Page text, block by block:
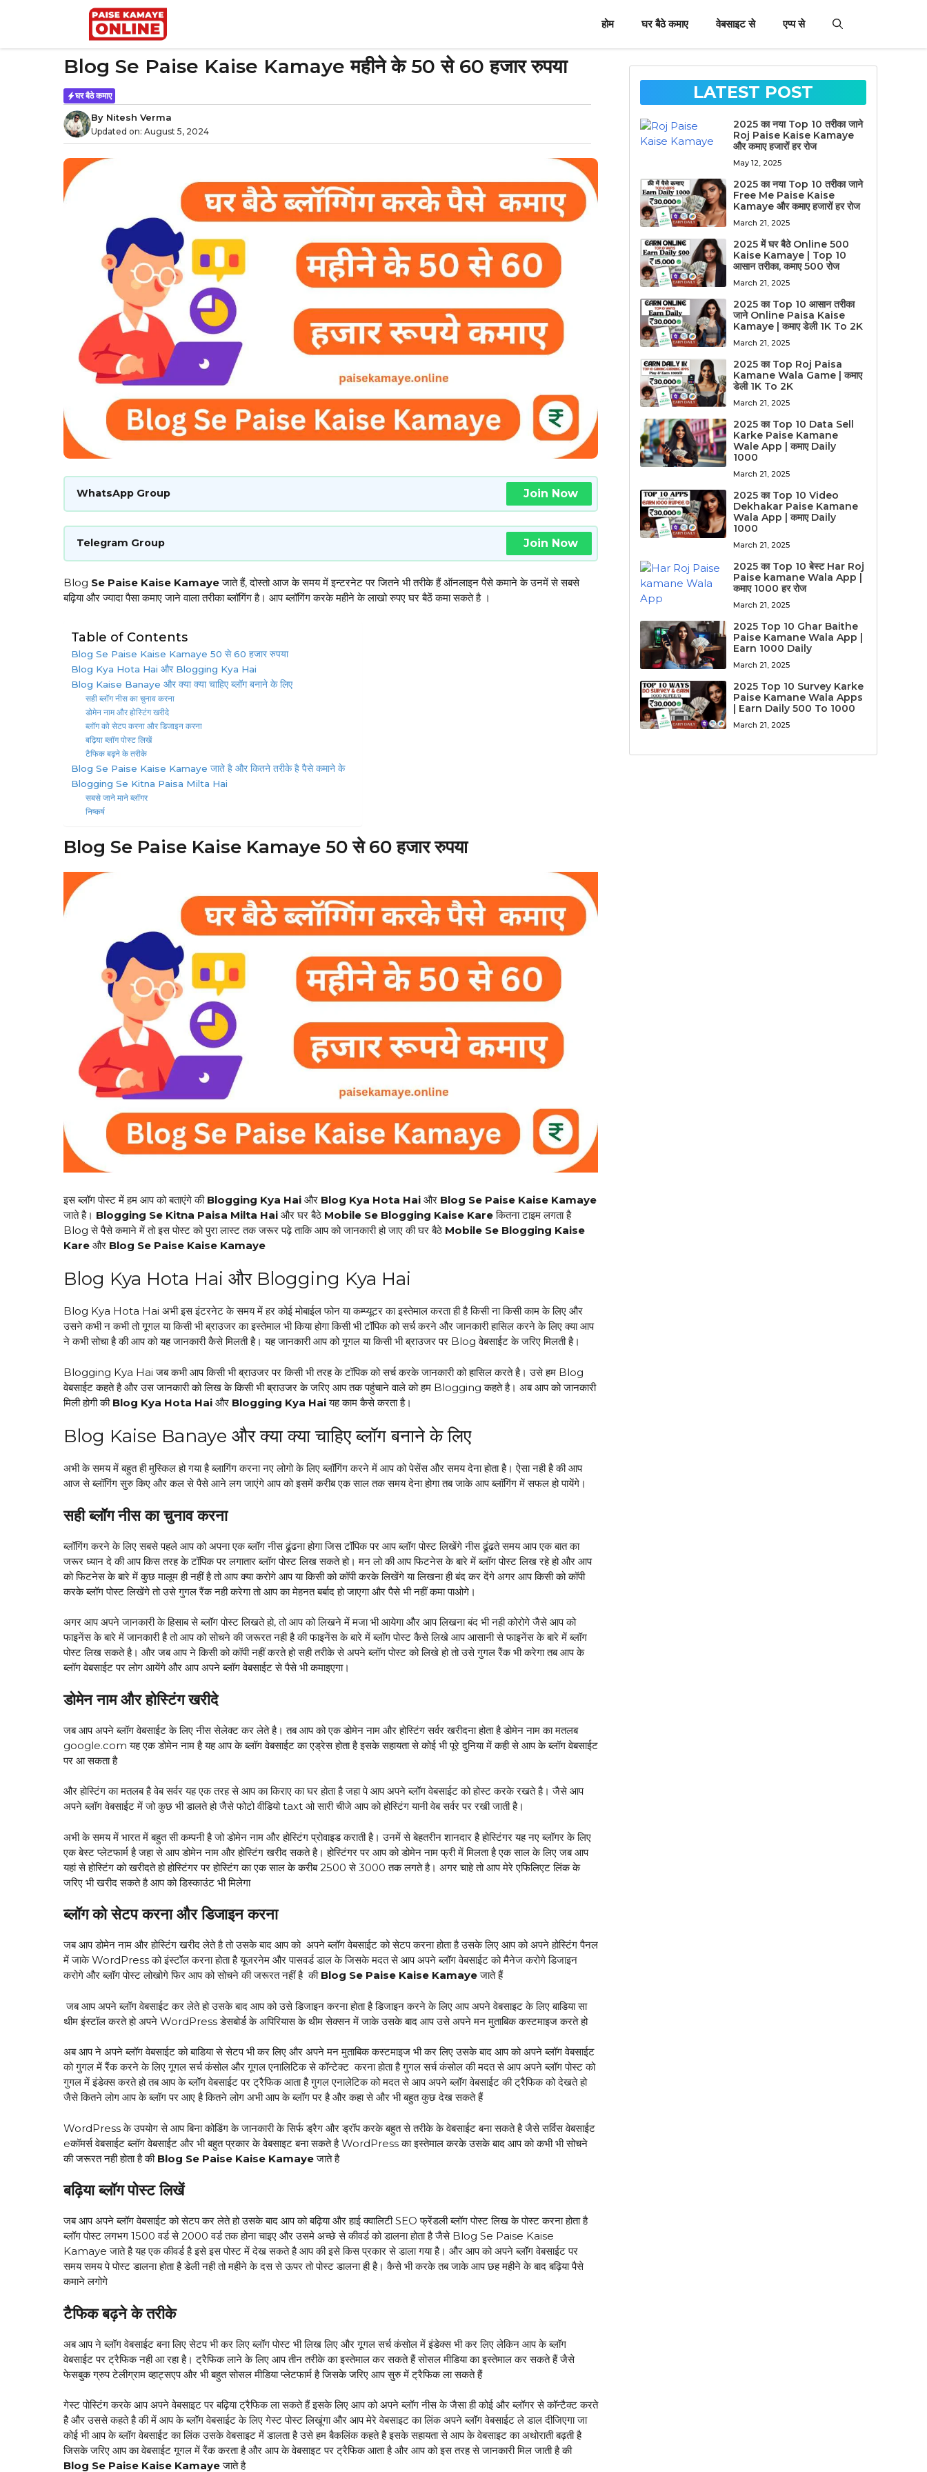
होम घर बैठे कमाए वेबसाइट से एप्प से
Blog Se Paise Kaise Kamaye महीने के 50 से 60 हजार रुपया
घर बैठे कमाए
By Nitesh Verma
Updated on: August 5, 2024
WhatsApp Group Join Now
Telegram Group Join Now
Blog Se Paise Kaise Kamayeजाते हैं, दोस्तो आज के समय में इन्टरनेट पर जितने भी तरीके हैं ऑनलाइन पैसे कमाने के उनमें से सबसे
बढ़िया और ज्यादा पैसा कमाए जाने वाला तरीका ब्लॉगिंग है। आप ब्लॉगिंग करके महीने के लाखो रुपए घर बैठें कमा सकते है ।
Table of Contents
Blog Se Paise Kaise Kamaye 50 से 60 हजार रुपया
Blog Kya Hota Hai और Blogging Kya Hai
Blog Kaise Banaye और क्या क्या चाहिए ब्लॉग बनाने के लिए
सही ब्लॉग नीस का चुनाव करना
डोमेन नाम और होस्टिंग खरीदे
ब्लॉग को सेटप करना और डिजाइन करना
बढ़िया ब्लॉग पोस्ट लिखें
टैफिक बढ़ने के तरीके
Blog Se Paise Kaise Kamaye जाते है और कितने तरीके है पैसे कमाने के
Blogging Se Kitna Paisa Milta Hai
सबसे जाने माने ब्लॉगर
निष्कर्ष
Blog Se Paise Kaise Kamaye 50 से 60 हजार रुपया
इस ब्लॉग पोस्ट में हम आप को बताएंगे की Blogging Kya Hai और Blog Kya Hota Hai और Blog Se Paise Kaise Kamaye
जाते है। Blogging Se Kitna Paisa Milta Hai और घर बैठे Mobile Se Blogging Kaise Kareकितना टाइम लगता है
Blog से पैसे कमाने में तो इस पोस्ट को पुरा लास्ट तक जरूर पढ़े ताकि आप को जानकारी हो जाए की घर बैठे Mobile Se Blogging Kaise
Kare और Blog Se Paise Kaise Kamaye
Blog Kya Hota Hai और Blogging Kya Hai
Blog Kya Hota Hai अभी इस इंटरनेट के समय में हर कोई मोबाईल फोन या कम्प्यूटर का इस्तेमाल करता ही है किसी ना किसी काम के लिए और
उसने कभी न कभी तो गूगल या किसी भी ब्राउजर का इस्तेमाल भी किया होगा किसी भी टॉपिक को सर्च करने और जानकारी हासिल करने के लिए क्या आप
ने कभी सोचा है की आप को यह जानकारी कैसे मिलती है। यह जानकारी आप को गूगल या किसी भी ब्राउजर पर Blog वेबसाईट के जरिए मिलती है।
Blogging Kya Hai जब कभी आप किसी भी ब्राउजर पर किसी भी तरह के टॉपिक को सर्च करके जानकारी को हासिल करते है। उसे हम Blog
वेबसाईट कहते है और उस जानकारी को लिख के किसी भी ब्राउजर के जरिए आप तक पहुंचाने वाले को हम Blogging कहते है। अब आप को जानकारी
मिली होगी की Blog Kya Hota Hai और Blogging Kya Haiयह काम कैसे करता है।
Blog Kaise Banaye और क्या क्या चाहिए ब्लॉग बनाने के लिए
अभी के समय में बहुत ही मुस्किल हो गया है ब्लागिंग करना नए लोगो के लिए ब्लॉगिंग करने में आप को पेसेंस और समय देना होता है। ऐसा नही है की आप
आज से ब्लॉगिंग सुरु किए और कल से पैसे आने लग जाएंगे आप को इसमें करीब एक साल तक समय देना होगा तब जाके आप ब्लॉगिंग में सफल हो पायेंगे।
सही ब्लॉग नीस का चुनाव करना
ब्लॉगिंग करने के लिए सबसे पहले आप को अपना एक ब्लॉग नीस ढूंढना होगा जिस टॉपिक पर आप ब्लॉग पोस्ट लिखेंगे नीस ढूंढते समय आप एक बात का
जरूर ध्यान दे की आप किस तरह के टॉपिक पर लगातार ब्लॉग पोस्ट लिख सकते हो। मन लो की आप फिटनेस के बारे में ब्लॉग पोस्ट लिख रहे हो और आप
को फिटनेस के बारे में कुछ मालूम ही नहीं है तो आप क्या करोगे आप या किसी को कॉपी करके लिखेंगे या लिखना ही बंद कर देंगे अगर आप किसी को कॉपी
करके ब्लॉग पोस्ट लिखेंगे तो उसे गुगल रैंक नही करेगा तो आप का मेहनत बर्बाद हो जाएगा और पैसे भी नहीं कमा पाओगे।
अगर आप अपने जानकारी के हिसाब से ब्लॉग पोस्ट लिखते हो, तो आप को लिखने में मजा भी आयेगा और आप लिखना बंद भी नही कोरोगे जैसे आप को
फाइनेंस के बारे में जानकारी है तो आप को सोचने की जरूरत नही है की फाइनेंस के बारे में ब्लॉग पोस्ट कैसे लिखे आप आसानी से फाइनेंस के बारे में ब्लॉग
पोस्ट लिख सकते है। और जब आप ने किसी को कॉपी नहीं करते हो सही तरीके से अपने ब्लॉग पोस्ट को लिखे हो तो उसे गुगल रैंक भी करेगा तब आप के
ब्लॉग वेबसाईट पर लोग आयेंगे और आप अपने ब्लॉग वेबसाईट से पैसे भी कमाइएगा।
डोमेन नाम और होस्टिंग खरीदे
जब आप अपने ब्लॉग वेबसाईट के लिए नीस सेलेक्ट कर लेते है। तब आप को एक डोमेन नाम और होस्टिंग सर्वर खरीदना होता है डोमेन नाम का मतलब
google.com यह एक डोमेन नाम है यह आप के ब्लॉग वेबसाईट का एड्रेस होता है इसके सहायता से कोई भी पूरे दुनिया में कही से आप के ब्लॉग वेबसाईट
पर आ सकता है
और होस्टिंग का मतलब है वेब सर्वर यह एक तरह से आप का किराए का घर होता है जहा पे आप अपने ब्लॉग वेबसाईट को होस्ट करके रखते है। जैसे आप
अपने ब्लॉग वेबसाईट में जो कुछ भी डालते हो जैसे फोटो वीडियो taxt ओ सारी चीजे आप को होस्टिंग यानी वेब सर्वर पर रखी जाती है।
अभी के समय में भारत में बहुत सी कम्पनी है जो डोमेन नाम और होस्टिंग प्रोवाइड कराती है। उनमें से बेहतरीन शानदार है होस्टिंगर यह नए ब्लॉगर के लिए
एक बेस्ट प्लेटफार्म है जहा से आप डोमेन नाम और होस्टिंग खरीद सकते है। होस्टिंगर पर आप को डोमेन नाम फ्री में मिलता है एक साल के लिए जब आप
यहां से होस्टिंग को खरीदते हो होस्टिंगर पर होस्टिंग का एक साल के करीब 2500₹ से 3000₹ तक लगते है। अगर चाहे तो आप मेरे एफिलिएट लिंक के
जरिए भी खरीद सकते है आप को डिस्काउंट भी मिलेगा
ब्लॉग को सेटप करना और डिजाइन करना
जब आप डोमेन नाम और होस्टिंग खरीद लेते है तो उसके बाद आप को अपने ब्लॉग वेबसाईट को सेटप करना होता है उसके लिए आप को अपने होस्टिंग पैनल
में जाके WordPress को इंस्टॉल करना होता है यूजरनेम और पासवर्ड डाल के जिसके मदत से आप अपने ब्लॉग वेबसाईट को मैनेज करोगे डिजाइन
करोगे और ब्लॉग पोस्ट लोखोगे फिर आप को सोचने की जरूरत नहीं है की Blog Se Paise Kaise Kamayeजाते हैं
जब आप अपने ब्लॉग वेबसाईट कर लेते हो उसके बाद आप को उसे डिजाइन करना होता है डिजाइन करने के लिए आप अपने वेबसाइट के लिए बाडिया सा
थीम इंस्टॉल करते हो अपने WordPress डेसबोर्ड के अपिरियास के थीम सेक्सन में जाके उसके बाद आप उसे अपने मन मुताबिक कस्टमाइज करते हो
अब आप ने अपने ब्लॉग वेबसाईट को बाडिया से सेटप भी कर लिए और अपने मन मुताबिक कस्टमाइज भी कर लिए उसके बाद आप को अपने ब्लॉग वेबसाईट
को गुगल में रैंक करने के लिए गूगल सर्च कंसोल और गूगल एनालिटिक से कॉन्टेक्ट करना होता है गुगल सर्च कंसोल की मदत से आप अपने ब्लॉग पोस्ट को
गुगल में इंडेक्स करते हो तब आप के ब्लॉग वेबसाईट पर ट्रैफिक आता है गुगल एनालेटिक को मदत से आप अपने ब्लॉग वेबसाईट की ट्रैफिक को देखते हो
जैसे कितने लोग आप के ब्लॉग पर आए है कितने लोग अभी आप के ब्लॉग पर है और कहा से और भी बहुत कुछ देख सकते हैं
WordPress के उपयोग से आप बिना कोडिंग के जानकारी के सिर्फ ड्रैग और ड्रॉप करके बहुत से तरीके के वेबसाईट बना सकते है जैसे सर्विस वेबसाईट
eकॉमर्स वेबसाईट ब्लॉग वेबसाईट और भी बहुत प्रकार के वेबसाइट बना सकते है WordPress का इस्तेमाल करके उसके बाद आप को कभी भी सोचने
की जरूरत नही होता है की Blog Se Paise Kaise Kamayeजाते है
बढ़िया ब्लॉग पोस्ट लिखें
जब आप अपने ब्लॉग वेबसाईट को सेटप कर लेते हो उसके बाद आप को बढ़िया और हाई क्वालिटी SEO फ्रेंडली ब्लॉग पोस्ट लिख के पोस्ट करना होता है
ब्लॉग पोस्ट लगभग 1500 वर्ड से 2000 वर्ड तक होना चाइए और उसमे अच्छे से कीवर्ड को डालना होता है जैसे Blog Se Paise Kaise
Kamaye जाते है यह एक कीवर्ड है इसे इस पोस्ट में देख सकते है आप की इसे किस प्रकार से डाला गया है। और आप को अपने ब्लॉग वेबसाईट पर
समय समय पे पोस्ट डालना होता है डेली नही तो महीने के दस से ऊपर तो पोस्ट डालना ही है। कैसे भी करके तब जाके आप छह महीने के बाद बढ़िया पैसे
कमाने लगोगे
टैफिक बढ़ने के तरीके
अब आप ने ब्लॉग वेबसाईट बना लिए सेटप भी कर लिए ब्लॉग पोस्ट भी लिख लिए और गूगल सर्च कंसोल में इंडेक्स भी कर लिए लेकिन आप के ब्लॉग
वेबसाईट पर ट्रैफिक नही आ रहा है। ट्रैफिक लाने के लिए आप तीन तरीके का इस्तेमाल कर सकते हैं सोसल मीडिया का इस्तेमाल कर सकते हैं जैसे
फेसबुक ग्रुप टेलीग्राम व्हाट्सएप और भी बहुत सोसल मीडिया प्लेटफार्म है जिसके जरिए आप सुरु में ट्रैफिक ला सकते हैं
गेस्ट पोस्टिंग करके आप अपने वेबसाइट पर बढ़िया ट्रैफिक ला सकते हैं इसके लिए आप को अपने ब्लॉग नीस के जैसा ही कोई और ब्लॉगर से कॉन्टैक्ट करते
है और उससे कहते है की में आप के ब्लॉग वेबसाईट के लिए गेस्ट पोस्ट लिखूंगा और आप मेरे वेबसाइट का लिंक अपने ब्लॉग वेबसाईट ले डाल दीजिएगा जा
कोई भी आप के ब्लॉग वेबसाईट का लिंक उसके वेबसाइट में डालता है उसे हम बैकलिंक कहते है इसके सहायता से आप के वेबसाइट का अथोराती बढ़ती है
जिसके जरिए आप का वेबसाईट गूगल में रैंक करता है और आप के वेबसाइट पर ट्रैफिक आता है और आप को इस तरह से जानकारी मिल जाती है की
Blog Se Paise Kaise Kamayeजाते है
LATEST POST
2025 का नया Top 10 तरीका जाने
Roj Paise Kaise Kamaye
और कमाए हजारों हर रोज
May 12, 2025
2025 का नया Top 10 तरीका जाने
Free Me Paise Kaise
Kamaye और कमाए हजारों हर रोज
March 21, 2025
2025 में घर बैठे Online 500
Kaise Kamaye | Top 10
आसान तरीका, कमाए 500 रोज
March 21, 2025
2025 का Top 10 आसान तरीका
जाने Online Paisa Kaise
Kamaye | कमाए डेली 1K To 2K
March 21, 2025
2025 का Top Roj Paisa
Kamane Wala Game | कमाए
डेली 1K To 2K
March 21, 2025
2025 का Top 10 Data Sell
Karke Paise Kamane
Wale App | कमाए Daily
1000
March 21, 2025
2025 का Top 10 Video
Dekhakar Paise Kamane
Wala App | कमाए Daily
1000
March 21, 2025
2025 का Top 10 बेस्ट Har Roj
Paise kamane Wala App |
कमाए 1000 हर रोज
March 21, 2025
2025 Top 10 Ghar Baithe
Paise Kamane Wala App |
Earn 1000 Daily
March 21, 2025
2025 Top 10 Survey Karke
Paise Kamane Wala Apps
| Earn Daily 500 To 1000
March 21, 2025